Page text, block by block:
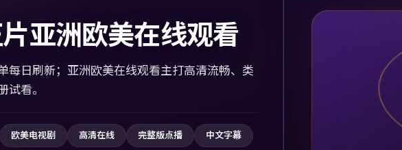
亚洲欧美在线观看
每日刷新；亚洲欧美在线观看主打高清流畅、类
试看。
欧美电视剧 高清在线 完整版点播 中文字幕